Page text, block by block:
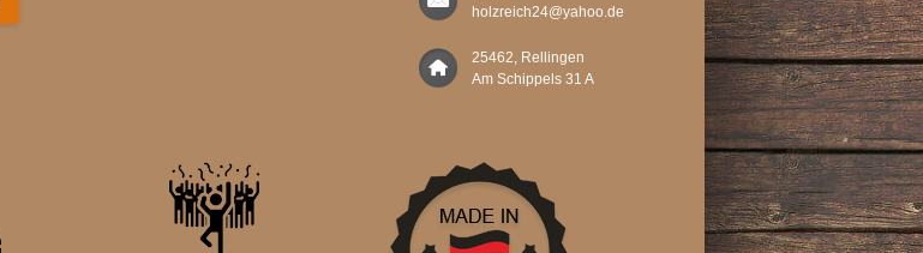
holzreich24@yahoo.de
25462, Rellingen
Am Schippels 31 A